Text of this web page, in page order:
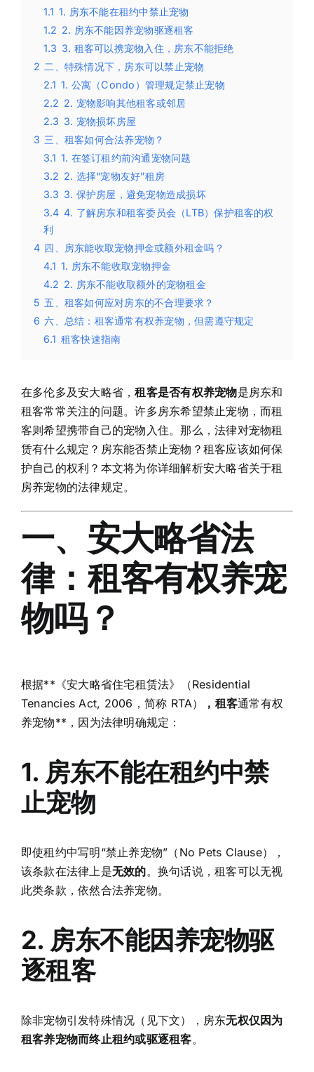
1.1 1. 房东不能在租约中禁止宠物
1.2 2. 房东不能因养宠物驱逐租客
1.3 3. 租客可以携宠物入住，房东不能拒绝
2 二、特殊情况下，房东可以禁止宠物
2.1 1. 公寓（Condo）管理规定禁止宠物
2.2 2. 宠物影响其他租客或邻居
2.3 3. 宠物损坏房屋
3 三、租客如何合法养宠物？
3.1 1. 在签订租约前沟通宠物问题
3.2 2. 选择“宠物友好”租房
3.3 3. 保护房屋，避免宠物造成损坏
3.4 4. 了解房东和租客委员会（LTB）保护租客的权
利
4 四、房东能收取宠物押金或额外租金吗？
4.1 1. 房东不能收取宠物押金
4.2 2. 房东不能收取额外的宠物租金
5 五、租客如何应对房东的不合理要求？
6 六、总结：租客通常有权养宠物，但需遵守规定
6.1 租客快速指南
在多伦多及安大略省，租客是否有权养宠物是房东和
租客常常关注的问题。许多房东希望禁止宠物，而租
客则希望携带自己的宠物入住。那么，法律对宠物租
赁有什么规定？房东能否禁止宠物？租客应该如何保
护自己的权利？本文将为你详细解析安大略省关于租
房养宠物的法律规定。
一、安大略省法
律：租客有权养宠
物吗？
根据**《安大略省住宅租赁法》（Residential
Tenancies Act, 2006，简称 RTA）
，租客通常有权
养宠物**，因为法律明确规定：
1. 房东不能在租约中禁
止宠物
即使租约中写明“禁止养宠物”（No Pets Clause），
该条款在法律上是无效的。换句话说，租客可以无视
此类条款，依然合法养宠物。
2. 房东不能因养宠物驱
逐租客
除非宠物引发特殊情况（见下文），房东无权仅因为
租客养宠物而终止租约或驱逐租客。